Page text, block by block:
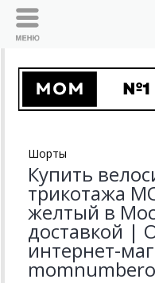
Шорты
Купить
трикотажа
желтый в
доставкой |
интернет-